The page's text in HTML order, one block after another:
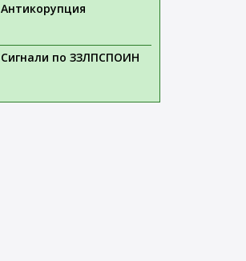
Антикорупция
Сигнали по ЗЗЛПСПОИН